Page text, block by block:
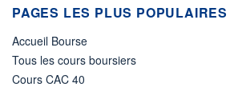
PAGES LES PLUS POPULAIRES
Accueil Bourse
Tous les cours boursiers
Cours CAC 40